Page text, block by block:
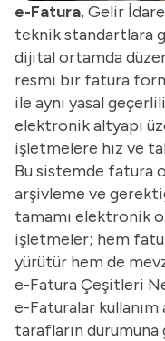
e-Fatura, Gelir
teknik standartlara
dijital ortamda
resmi bir fatura
ile aynı yasal
elektronik altyapı
işletmelere hız ve
Bu sistemde fatura
arşivleme ve
tamamı elektronik
işletmeler; hem
yürütür hem de
e-Fatura Çeşitleri
e-Faturalar kullanım
tarafların